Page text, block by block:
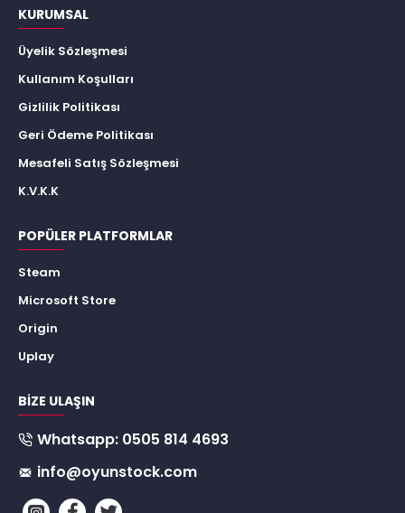
KURUMSAL
Üyelik Sözleşmesi
Kullanım Koşulları
Gizlilik Politikası
Geri Ödeme Politikası
Mesafeli Satış Sözleşmesi
K.V.K.K
POPÜLER PLATFORMLAR
Steam
Microsoft Store
Origin
Uplay
BIZE ULAŞIN
Whatsapp: 0505 814 4693
info@oyunstock.com